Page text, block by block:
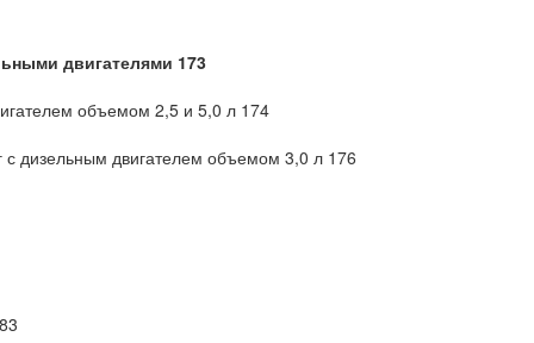
двигателями 173
объемом 2,5 и 5,0 л 174
с дизельным двигателем объемом 3,0 л 176